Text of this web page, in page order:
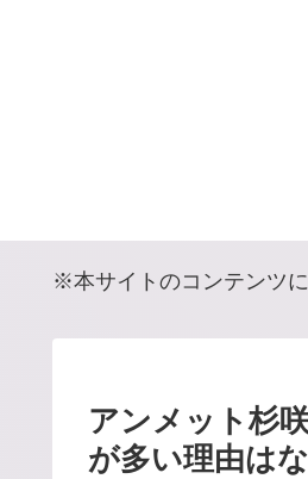
※本サイトのコンテンツ
アンメット杉
が多い理由は